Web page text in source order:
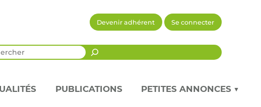
Devenir adhérent Se connecter
PUBLICATIONS PETITES ANNONCES ▼